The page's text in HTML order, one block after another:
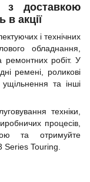
з доставкою
акції
і технічних
обладнання,
ремонтних робіт. У
ремені, роликові
та інші
техніки,
процесів,
та отримуйте
Series Touring.